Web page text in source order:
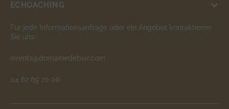
ECHOACHING
Für jede Informationsanfrage oder ein Angebot kontaktieren
Sie uns:
events@domainedebiar.com
04 67 65 70 06